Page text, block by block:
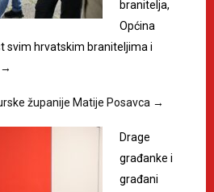
branitelja,
Općina
svim hrvatskim braniteljima i
→
županije Matije Posavca →
Drage
građanke i
građani